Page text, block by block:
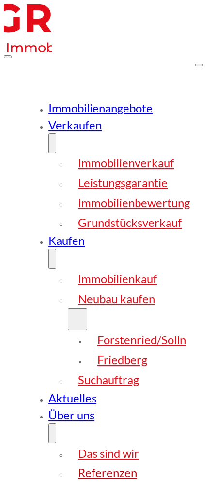
Immobilienangebote
Verkaufen
Immobilienverkauf
Leistungsgarantie
Immobilienbewertung
Grundstücksverkauf
Kaufen
Immobilienkauf
Neubau kaufen
Forstenried/Solln
Friedberg
Suchauftrag
Aktuelles
Über uns
Das sind wir
Referenzen